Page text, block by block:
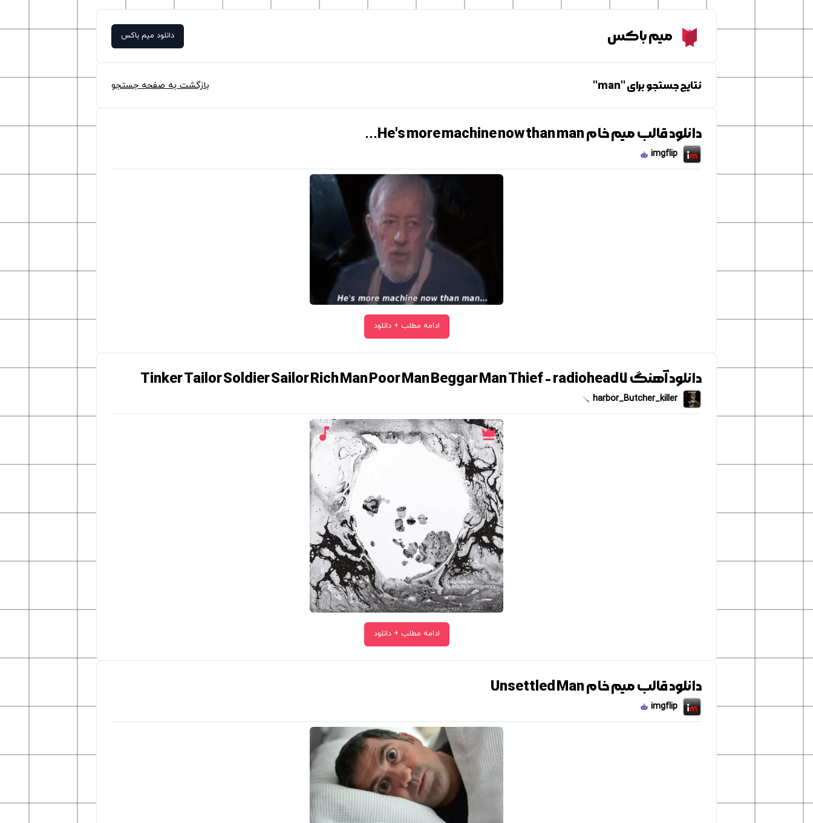
Meme Boxمیم باکس دانلود میم باکس
نتایج جستجو برای "man" بازگشت به صفحه جستجو
دانلود قالب میم خام He's more machine now than man...
imgflip
ادامه مطلب + دانلود
دانلود آهنگ Tinker Tailor Soldier Sailor Rich Man Poor Man Beggar Man Thief - radiohead۷
harbor_Butcher_killer
ادامه مطلب + دانلود
دانلود قالب میم خام Unsettled Man
imgflip